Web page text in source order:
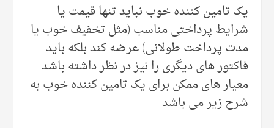
یک تامین کننده خوب نباید تنها قیمت یا
شرایط پرداختی مناسب (مثل تخفیف خوب یا
مدت پرداخت طولانی) عرضه کند بلکه باید
فاکتور های دیگری را نیز در نظر داشته باشد.
معیار های ممکن برای یک تامین کننده خوب به
شرح زیر می باشد: